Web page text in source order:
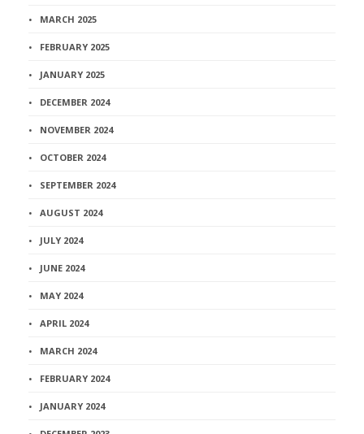
MARCH 2025
FEBRUARY 2025
JANUARY 2025
DECEMBER 2024
NOVEMBER 2024
OCTOBER 2024
SEPTEMBER 2024
AUGUST 2024
JULY 2024
JUNE 2024
MAY 2024
APRIL 2024
MARCH 2024
FEBRUARY 2024
JANUARY 2024